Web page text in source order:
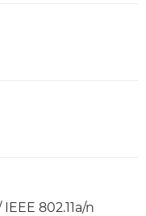
802.11a/n